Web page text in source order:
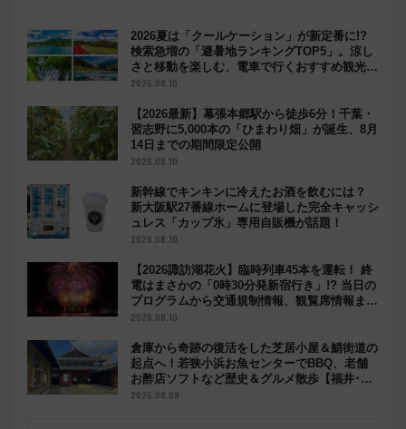
2026夏は「クールケーション」が新定番に!?
検索急増の「避暑地ランキングTOP5」。涼し
さと移動を楽しむ、電車で行くおすすめ観光情
報も
2026.08.10
【2026最新】幕張本郷駅から徒歩6分！千葉・
習志野に5,000本の「ひまわり畑」が誕生、8月
14日までの期間限定公開
2026.08.10
新幹線でキンキンに冷えたお酒を飲むには？
新大阪駅27番線ホームに登場した完全キャッシ
ュレス「カップ氷」専用自販機が話題！
2026.08.10
【2026諏訪湖花火】臨時列車45本を運転！ 終
電はまさかの「0時30分発新宿行き」!? 当日の
プログラムから交通規制情報、観覧席情報まで
徹底解説
2026.08.10
倉庫から奇跡の復活をした芝居小屋＆鯖街道の
起点へ！若狭小浜お魚センターでBBQ、老舗
お酢店ソフトなど歴史＆グルメ散歩【福井･小
浜観光】
2026.08.09